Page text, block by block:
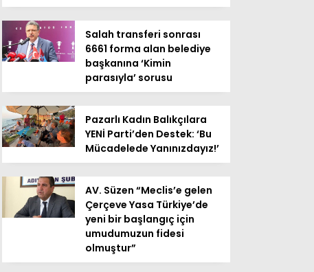
Salah transferi sonrası
6661 forma alan belediye
başkanına ‘Kimin
parasıyla’ sorusu
Pazarlı Kadın Balıkçılara
YENİ Parti’den Destek: ‘Bu
Mücadelede Yanınızdayız!’
AV. Süzen “Meclis’e gelen
Çerçeve Yasa Türkiye’de
yeni bir başlangıç için
umudumuzun fidesi
olmuştur”